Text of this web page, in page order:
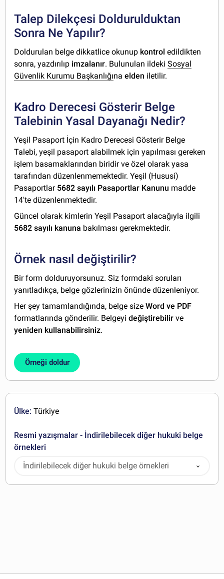
Talep Dilekçesi Doldurulduktan
Sonra Ne Yapılır?
Doldurulan belge dikkatlice okunup kontrol edildikten
sonra, yazdırılıp imzalanır. Bulunulan ildekiSosyal
Güvenlik Kurumu Başkanlığınaelden iletilir.
Kadro Derecesi Gösterir Belge
Talebinin Yasal Dayanağı Nedir?
Yeşil Pasaport İçin Kadro Derecesi Gösterir Belge
Talebi, yeşil pasaport alabilmek için yapılması gereken
işlem basamaklarından biridir ve özel olarak yasa
tarafından düzenlenmemektedir. Yeşil (Hususi)
Pasaportlar 5682 sayılı Pasaportlar Kanunu madde
14'te düzenlenmektedir.
Güncel olarak kimlerin Yeşil Pasaport alacağıyla ilgili
5682 sayılı kanuna bakılması gerekmektedir.
Örnek nasıl değiştirilir?
Bir form dolduruyorsunuz. Siz formdaki soruları
yanıtladıkça, belge gözlerinizin önünde düzenleniyor.
Her şey tamamlandığında, belge sizeWord ve PDF
formatlarında gönderilir. Belgeyideğiştirebilir ve
yeniden kullanabilirsiniz.
Örneği doldur
Ülke: Türkiye
Resmi yazışmalar - İndirilebilecek diğer hukuki belge
örnekleri
İndirilebilecek diğer hukuki belge örnekleri